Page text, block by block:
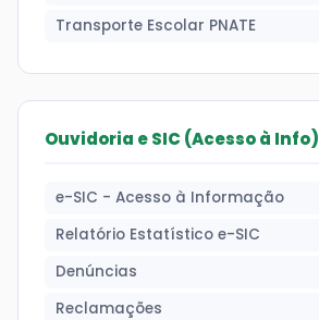
Transporte Escolar PNATE
Ouvidoria e SIC (Acesso à Info)
e-SIC - Acesso à Informação
Relatório Estatístico e-SIC
Denúncias
Reclamações